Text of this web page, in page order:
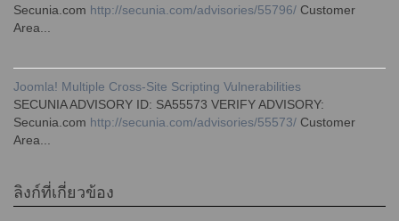
Secunia.com http://secunia.com/advisories/55796/ Customer
Area...
Joomla! Multiple Cross-Site Scripting Vulnerabilities
SECUNIA ADVISORY ID: SA55573 VERIFY ADVISORY:
Secunia.com http://secunia.com/advisories/55573/ Customer
Area...
ลิงก์ที่เกี่ยวข้อง